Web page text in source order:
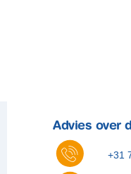
Advies over
+31